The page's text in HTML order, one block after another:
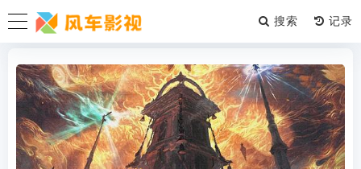
搜索